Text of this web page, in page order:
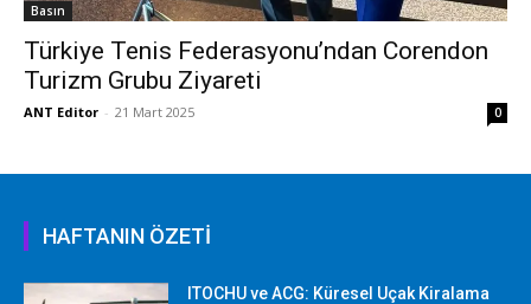
Basın
Türkiye Tenis Federasyonu’ndan Corendon
Turizm Grubu Ziyareti
ANT Editor - 21 Mart 2025 0
HAFTANIN ÖZETİ
ITOCHU ve ACG: Küresel Uçak Kiralama